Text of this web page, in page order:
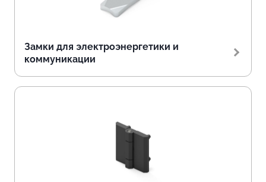
Замки для электроэнергетики и
коммуникации